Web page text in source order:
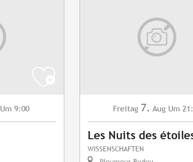
Um 9:00 Freitag 7. Aug Um
Les Nuits des
WISSENSCHAFTEN